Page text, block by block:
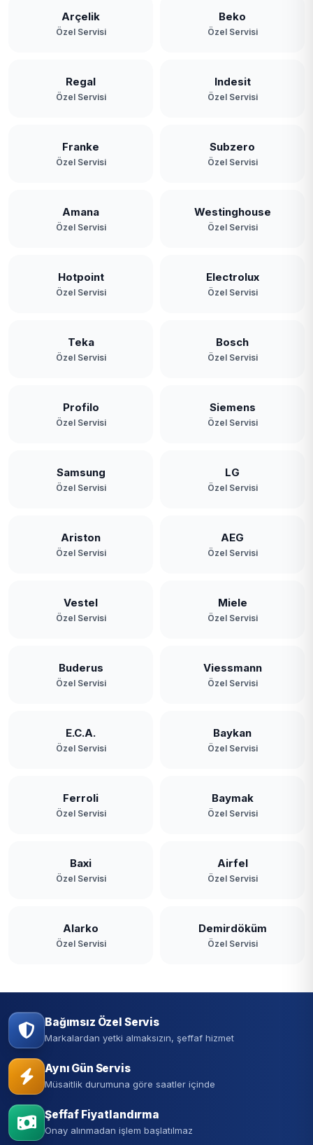
Arçelik
Özel Servisi
Beko
Özel Servisi
Regal
Özel Servisi
Indesit
Özel Servisi
Franke
Özel Servisi
Subzero
Özel Servisi
Amana
Özel Servisi
Westinghouse
Özel Servisi
Hotpoint
Özel Servisi
Electrolux
Özel Servisi
Teka
Özel Servisi
Bosch
Özel Servisi
Profilo
Özel Servisi
Siemens
Özel Servisi
Samsung
Özel Servisi
LG
Özel Servisi
Ariston
Özel Servisi
AEG
Özel Servisi
Vestel
Özel Servisi
Miele
Özel Servisi
Buderus
Özel Servisi
Viessmann
Özel Servisi
E.C.A.
Özel Servisi
Baykan
Özel Servisi
Ferroli
Özel Servisi
Baymak
Özel Servisi
Baxi
Özel Servisi
Airfel
Özel Servisi
Alarko
Özel Servisi
Demirdöküm
Özel Servisi
Bağımsız Özel Servis
Markalardan yetki almaksızın, şeffaf hizmet
Aynı Gün Servis
Müsaitlik durumuna göre saatler içinde
Şeffaf Fiyatlandırma
Onay alınmadan işlem başlatılmaz